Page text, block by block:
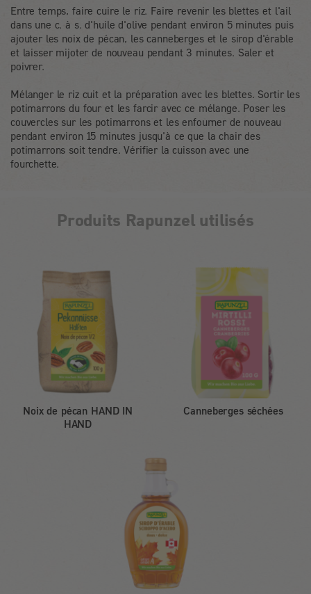
Entre temps, faire cuire le riz. Faire revenir les blettes et l'ail
dans une c. à s. d'huile d'olive pendant environ 5 minutes puis
ajouter les noix de pécan, les canneberges et le sirop d'érable
et laisser mijoter de nouveau pendant 3 minutes. Saler et
poivrer.
Mélanger le riz cuit et la préparation avec les blettes. Sortir les
potimarrons du four et les farcir avec ce mélange. Poser les
couvercles sur les potimarrons et les enfourner de nouveau
pendant environ 15 minutes jusqu'à ce que la chair des
potimarrons soit tendre. Vérifier la cuisson avec une
fourchette.
Produits Rapunzel utilisés
Noix de pécan HAND IN
HAND
Canneberges séchées